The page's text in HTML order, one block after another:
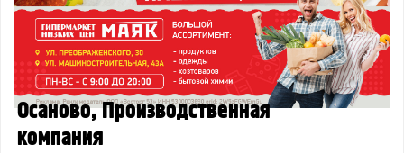
Осаново, Производственная
компания